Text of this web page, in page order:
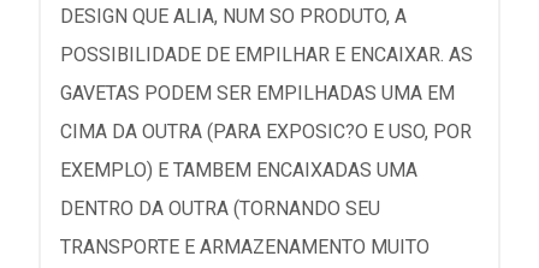
DESIGN QUE ALIA, NUM SO PRODUTO, A
POSSIBILIDADE DE EMPILHAR E ENCAIXAR. AS
GAVETAS PODEM SER EMPILHADAS UMA EM
CIMA DA OUTRA (PARA EXPOSIC?O E USO, POR
EXEMPLO) E TAMBEM ENCAIXADAS UMA
DENTRO DA OUTRA (TORNANDO SEU
TRANSPORTE E ARMAZENAMENTO MUITO